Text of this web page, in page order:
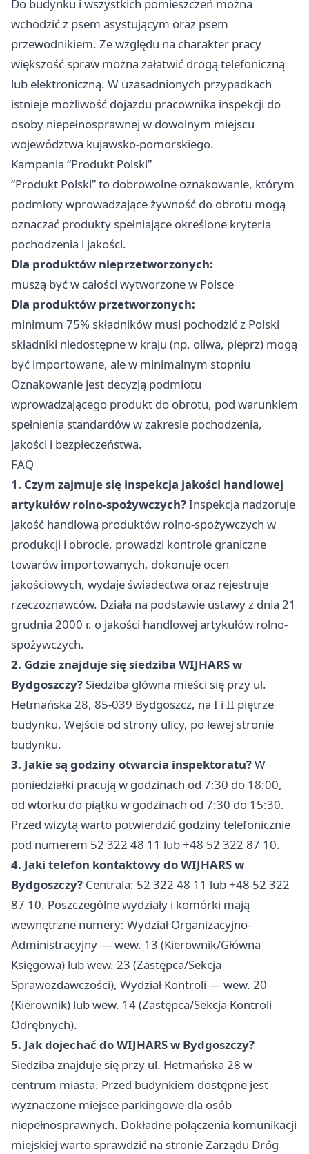
Do budynku i wszystkich pomieszczeń można
wchodzić z psem asystującym oraz psem
przewodnikiem. Ze względu na charakter pracy
większość spraw można załatwić drogą telefoniczną
lub elektroniczną. W uzasadnionych przypadkach
istnieje możliwość dojazdu pracownika inspekcji do
osoby niepełnosprawnej w dowolnym miejscu
województwa kujawsko-pomorskiego.
Kampania “Produkt Polski”
“Produkt Polski” to dobrowolne oznakowanie, którym
podmioty wprowadzające żywność do obrotu mogą
oznaczać produkty spełniające określone kryteria
pochodzenia i jakości.
Dla produktów nieprzetworzonych:
muszą być w całości wytworzone w Polsce
Dla produktów przetworzonych:
minimum 75% składników musi pochodzić z Polski
składniki niedostępne w kraju (np. oliwa, pieprz) mogą
być importowane, ale w minimalnym stopniu
Oznakowanie jest decyzją podmiotu
wprowadzającego produkt do obrotu, pod warunkiem
spełnienia standardów w zakresie pochodzenia,
jakości i bezpieczeństwa.
FAQ
1. Czym zajmuje się inspekcja jakości handlowej
artykułów rolno-spożywczych?Inspekcja nadzoruje
jakość handlową produktów rolno-spożywczych w
produkcji i obrocie, prowadzi kontrole graniczne
towarów importowanych, dokonuje ocen
jakościowych, wydaje świadectwa oraz rejestruje
rzeczoznawców. Działa na podstawie ustawy z dnia 21
grudnia 2000 r. o jakości handlowej artykułów rolno-
spożywczych.
2. Gdzie znajduje się siedziba WIJHARS w
Bydgoszczy?Siedziba główna mieści się przy ul.
Hetmańska 28, 85-039 Bydgoszcz, na I i II piętrze
budynku. Wejście od strony ulicy, po lewej stronie
budynku.
3. Jakie są godziny otwarcia inspektoratu?W
poniedziałki pracują w godzinach od 7:30 do 18:00,
od wtorku do piątku w godzinach od 7:30 do 15:30.
Przed wizytą warto potwierdzić godziny telefonicznie
pod numerem 52 322 48 11 lub +48 52 322 87 10.
4. Jaki telefon kontaktowy do WIJHARS w
Bydgoszczy? Centrala: 52 322 48 11 lub +48 52 322
87 10. Poszczególne wydziały i komórki mają
wewnętrzne numery: Wydział Organizacyjno-
Administracyjny — wew. 13 (Kierownik/Główna
Księgowa) lub wew. 23 (Zastępca/Sekcja
Sprawozdawczości), Wydział Kontroli — wew. 20
(Kierownik) lub wew. 14 (Zastępca/Sekcja Kontroli
Odrębnych).
5. Jak dojechać do WIJHARS w Bydgoszczy?
Siedziba znajduje się przy ul. Hetmańska 28 w
centrum miasta. Przed budynkiem dostępne jest
wyznaczone miejsce parkingowe dla osób
niepełnosprawnych. Dokładne połączenia komunikacji
miejskiej warto sprawdzić na stronie Zarządu Dróg